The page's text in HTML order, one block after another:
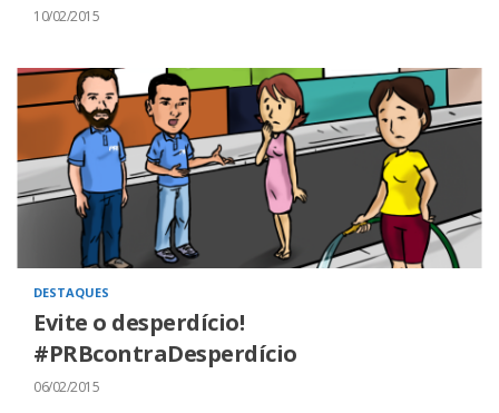
10/02/2015
DESTAQUES
Evite o desperdício!
#PRBcontraDesperdício
06/02/2015